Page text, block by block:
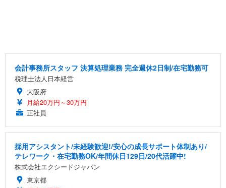
会計事務所スタッフ 決算処理業務 完全週休2日制/在宅勤務可
税理士法人日本経営
大阪府
月給20万円～30万円
正社員
採用アシスタント/未経験歓迎!/安心の成長サポート体制あり/
テレワーク・在宅勤務OK/年間休日129日/20代活躍中!
株式会社エクシードジャパン
東京都